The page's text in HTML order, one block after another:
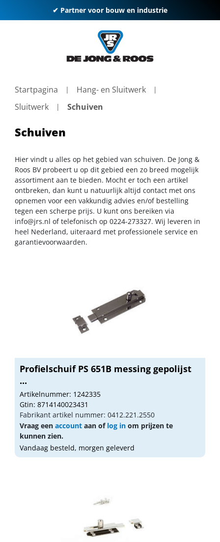
✔ Partner voor bouw en industrie
Startpagina
Hang- en Sluitwerk
Sluitwerk
Schuiven
Schuiven
Hier vindt u alles op het gebied van schuiven. De Jong &
Roos BV probeert u op dit gebied een zo breed mogelijk
assortiment aan te bieden. Mocht er toch een artikel
ontbreken, dan kunt u natuurlijk altijd contact met ons
opnemen voor een vakkundig advies en/of bestelling
tegen een scherpe prijs. U kunt ons bereiken via
info@jrs.nl of telefonisch op 0224-273327. Wij leveren in
heel Nederland, uiteraard met professionele service en
garantievoorwaarden.
Profielschuif PS 651B messing gepolijst
...
Artikelnummer: 1242335
Gtin: 8714140023431
Fabrikant artikel nummer: 0412.221.2550
Vraag een account aan of log in om prijzen te
kunnen zien.
Vandaag besteld, morgen geleverd